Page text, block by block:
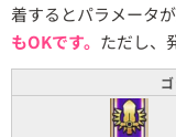
着するとパラメータ
もOKです。 ただし、